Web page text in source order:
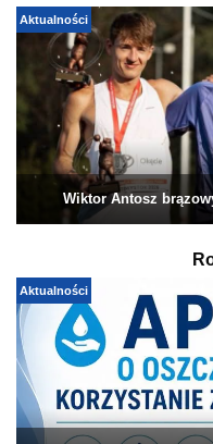
Aktualności
Wiktor Antosz
Aktualności